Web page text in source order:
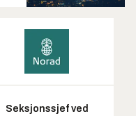
Seksjonssjef ved